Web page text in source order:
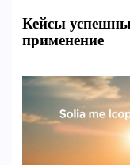
Кейсы
применение